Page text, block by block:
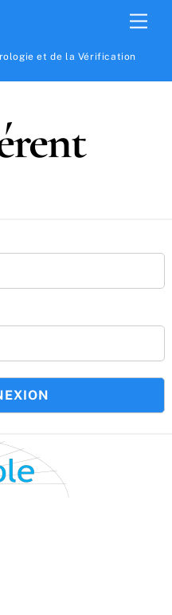
et de la Vérification